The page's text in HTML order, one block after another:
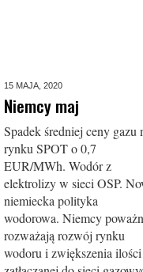
15 MAJA, 2020
Niemcy maj
Spadek średniej ceny gazu
rynku SPOT o 0,7
EUR/MWh. Wodór z
elektrolizy w sieci OSP.
niemiecka polityka
wodorowa. Niemcy
rozważają rozwój rynku
wodoru i zwiększenia ilości